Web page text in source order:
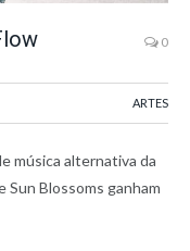
0
ARTES
música alternativa da
Blossoms ganham